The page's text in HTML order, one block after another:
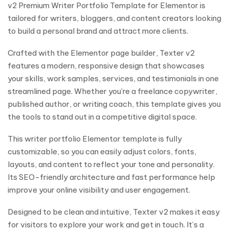
v2 Premium Writer Portfolio Template for Elementor is
tailored for writers, bloggers, and content creators looking
to build a personal brand and attract more clients.
Crafted with the Elementor page builder, Texter v2
features a modern, responsive design that showcases
your skills, work samples, services, and testimonials in one
streamlined page. Whether you’re a freelance copywriter,
published author, or writing coach, this template gives you
the tools to stand out in a competitive digital space.
This writer portfolio Elementor template is fully
customizable, so you can easily adjust colors, fonts,
layouts, and content to reflect your tone and personality.
Its SEO-friendly architecture and fast performance help
improve your online visibility and user engagement.
Designed to be clean and intuitive, Texter v2 makes it easy
for visitors to explore your work and get in touch. It’s a